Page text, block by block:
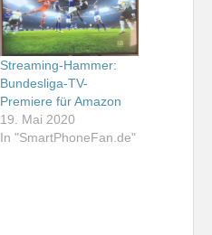
Streaming-Hammer:
Bundesliga-TV-
Premiere für Amazon
19. Mai 2020
In "SmartPhoneFan.de"